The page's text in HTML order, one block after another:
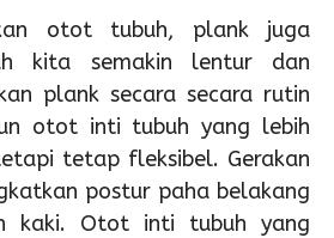
otot tubuh, plank juga
kita semakin lentur dan
plank secara secara rutin
otot inti tubuh yang lebih
tetap fleksibel. Gerakan
postur paha belakang
kaki. Otot inti tubuh yang